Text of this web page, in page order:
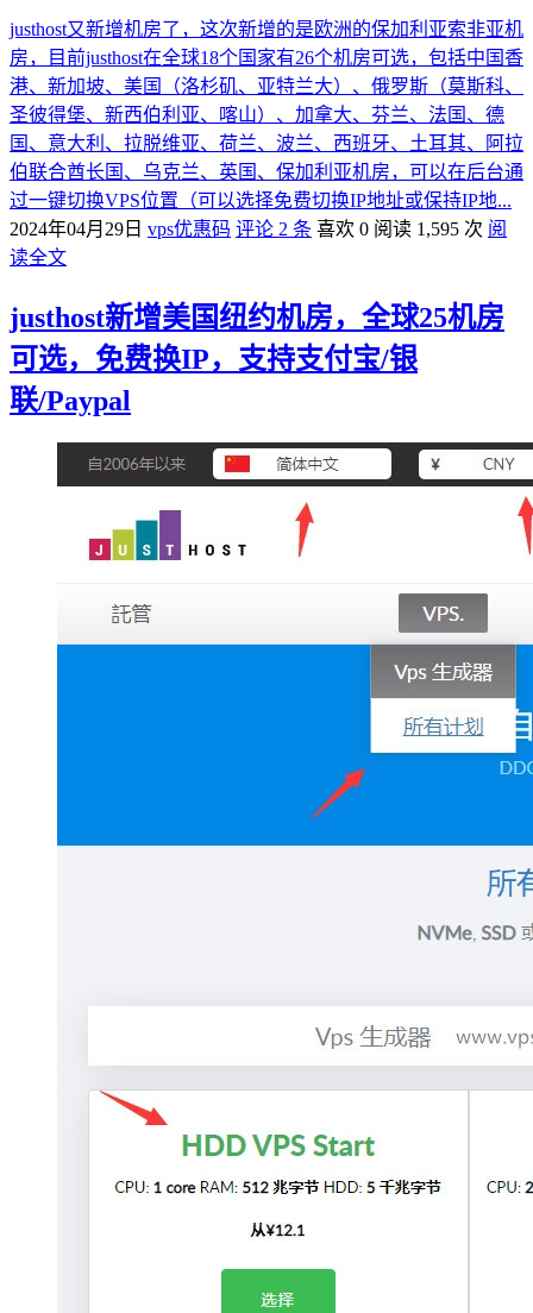
justhost又新增机房了，这次新增的是欧洲的保加利亚索非亚机
房，目前justhost在全球18个国家有26个机房可选，包括中国香
港、新加坡、美国（洛杉矶、亚特兰大）、俄罗斯（莫斯科、
圣彼得堡、新西伯利亚、喀山）、加拿大、芬兰、法国、德
国、意大利、拉脱维亚、荷兰、波兰、西班牙、土耳其、阿拉
伯联合酋长国、乌克兰、英国、保加利亚机房，可以在后台通
过一键切换VPS位置（可以选择免费切换IP地址或保持IP地...
2024年04月29日 vps优惠码 评论 2 条 喜欢 0 阅读 1,595 次 阅
读全文
justhost新增美国纽约机房，全球25机房
可选，免费换IP，支持支付宝/银
联/Paypal